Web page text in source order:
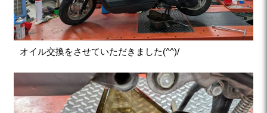
オイル交換をさせていただきました(^^)/